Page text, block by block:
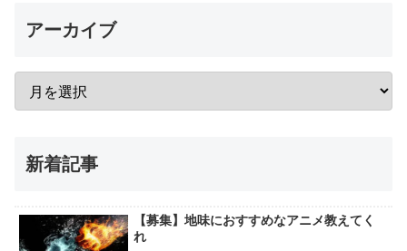
アーカイブ
新着記事
【募集】地味におすすめなアニメ教えてく
れ